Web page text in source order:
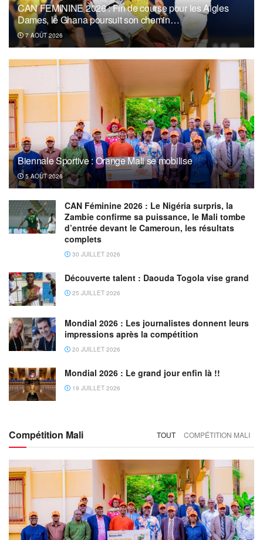
CAN FEMININE 2026 : Fin de course pour les Aigles
Dames, le Ghana poursuit son chemin…
7 AOÛT 2026
Biennale Sportive : Orange Mali se mobilise
5 AOÛT 2026
CAN Féminine 2026 : Le Nigéria surpris, la
Zambie confirme sa puissance, le Mali tombe
d’entrée devant le Cameroun, les résultats
complets
30 JUILLET 2026
Découverte talent : Daouda Togola vise grand
25 JUILLET 2026
Mondial 2026 : Les journalistes donnent leurs
impressions après la compétition
20 JUILLET 2026
Mondial 2026 : Le grand jour enfin là !!
19 JUILLET 2026
Compétition Mali TOUT COMPÉTITION MALI